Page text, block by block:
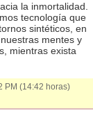
la inmortalidad.
tecnología que
sintéticos, en
mentes y
mientras exista
PM (14:42 horas)